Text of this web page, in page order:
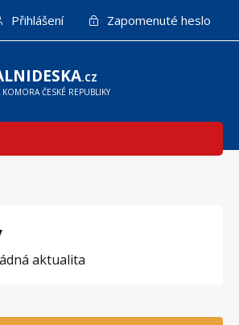
Přihlášení Zapomenuté heslo
.CZ
KOMORA ČESKÉ REPUBLIKY
aktualita